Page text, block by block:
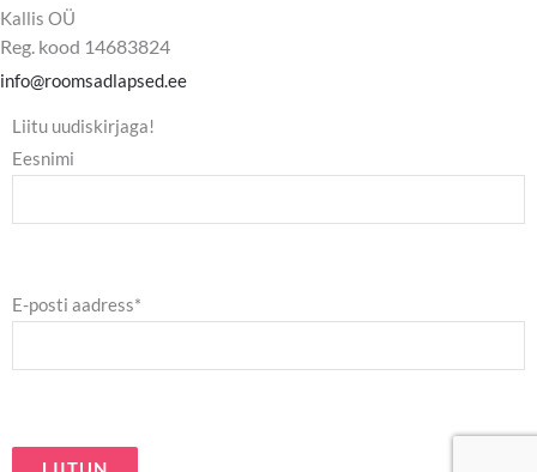
e
o
o
k
t
g
r
a
m
Kallis OÜ
Reg. kood 14683824
info@roomsadlapsed.ee
Liitu uudiskirjaga!
Eesnimi
E-posti aadress*